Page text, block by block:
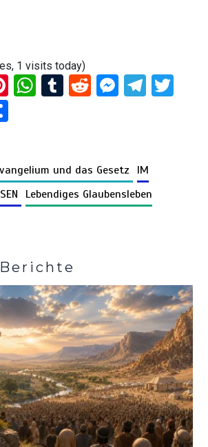
1 visits today)
Pi
t
W
A
p
T
r
R
t
M
g
er
T
a
m
n
und das Gesetz
IM
Lebendiges Glaubensleben